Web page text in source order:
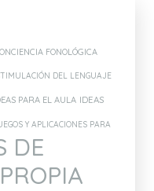
FONOLÓGICA
DEL LENGUAJE
PARA EL AULA IDEAS
Y APLICACIONES PARA
DE